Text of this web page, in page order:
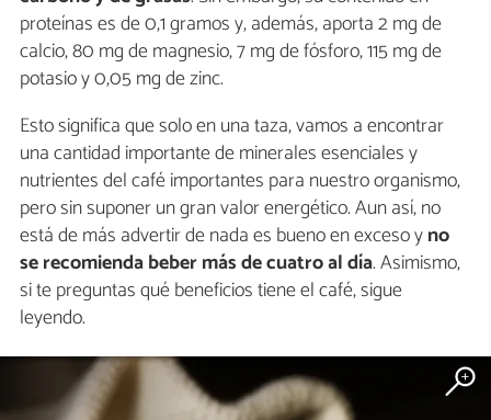
proteínas es de 0,1 gramos y, además, aporta 2 mg de
calcio, 80 mg de magnesio, 7 mg de fósforo, 115 mg de
potasio y 0,05 mg de zinc.
Esto significa que solo en una taza, vamos a encontrar
una cantidad importante de minerales esenciales y
nutrientes del café importantes para nuestro organismo,
pero sin suponer un gran valor energético. Aun así, no
está de más advertir de nada es bueno en exceso yno
se recomienda beber más de cuatro al día. Asimismo,
si te preguntas qué beneficios tiene el café, sigue
leyendo.